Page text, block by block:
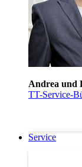
Andrea und
TT-Service-
Service